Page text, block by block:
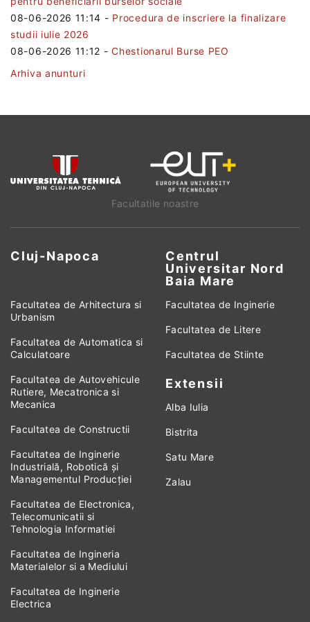
08-06-2026 11:14 - Procedura de inscriere la finalizare
studii iulie 2026
08-06-2026 11:12 -Chestionarul Burse PEO
Arhiva anunturi
Facultatile noastre
Cluj-Napoca
Centrul
Universitar Nord
Baia Mare
Facultatea de Arhitectura si
Urbanism
Facultatea de Automatica si
Calculatoare
Facultatea de Autovehicule
Rutiere, Mecatronica si
Mecanica
Facultatea de Constructii
Facultatea de Inginerie
Industrială, Robotică și
Managementul Producției
Facultatea de Electronica,
Telecomunicatii si
Tehnologia Informatiei
Facultatea de Ingineria
Materialelor si a Mediului
Facultatea de Inginerie
Electrica
Facultatea de Inginerie
Facultatea de Litere
Facultatea de Stiinte
Extensii
Alba Iulia
Bistrita
Satu Mare
Zalau